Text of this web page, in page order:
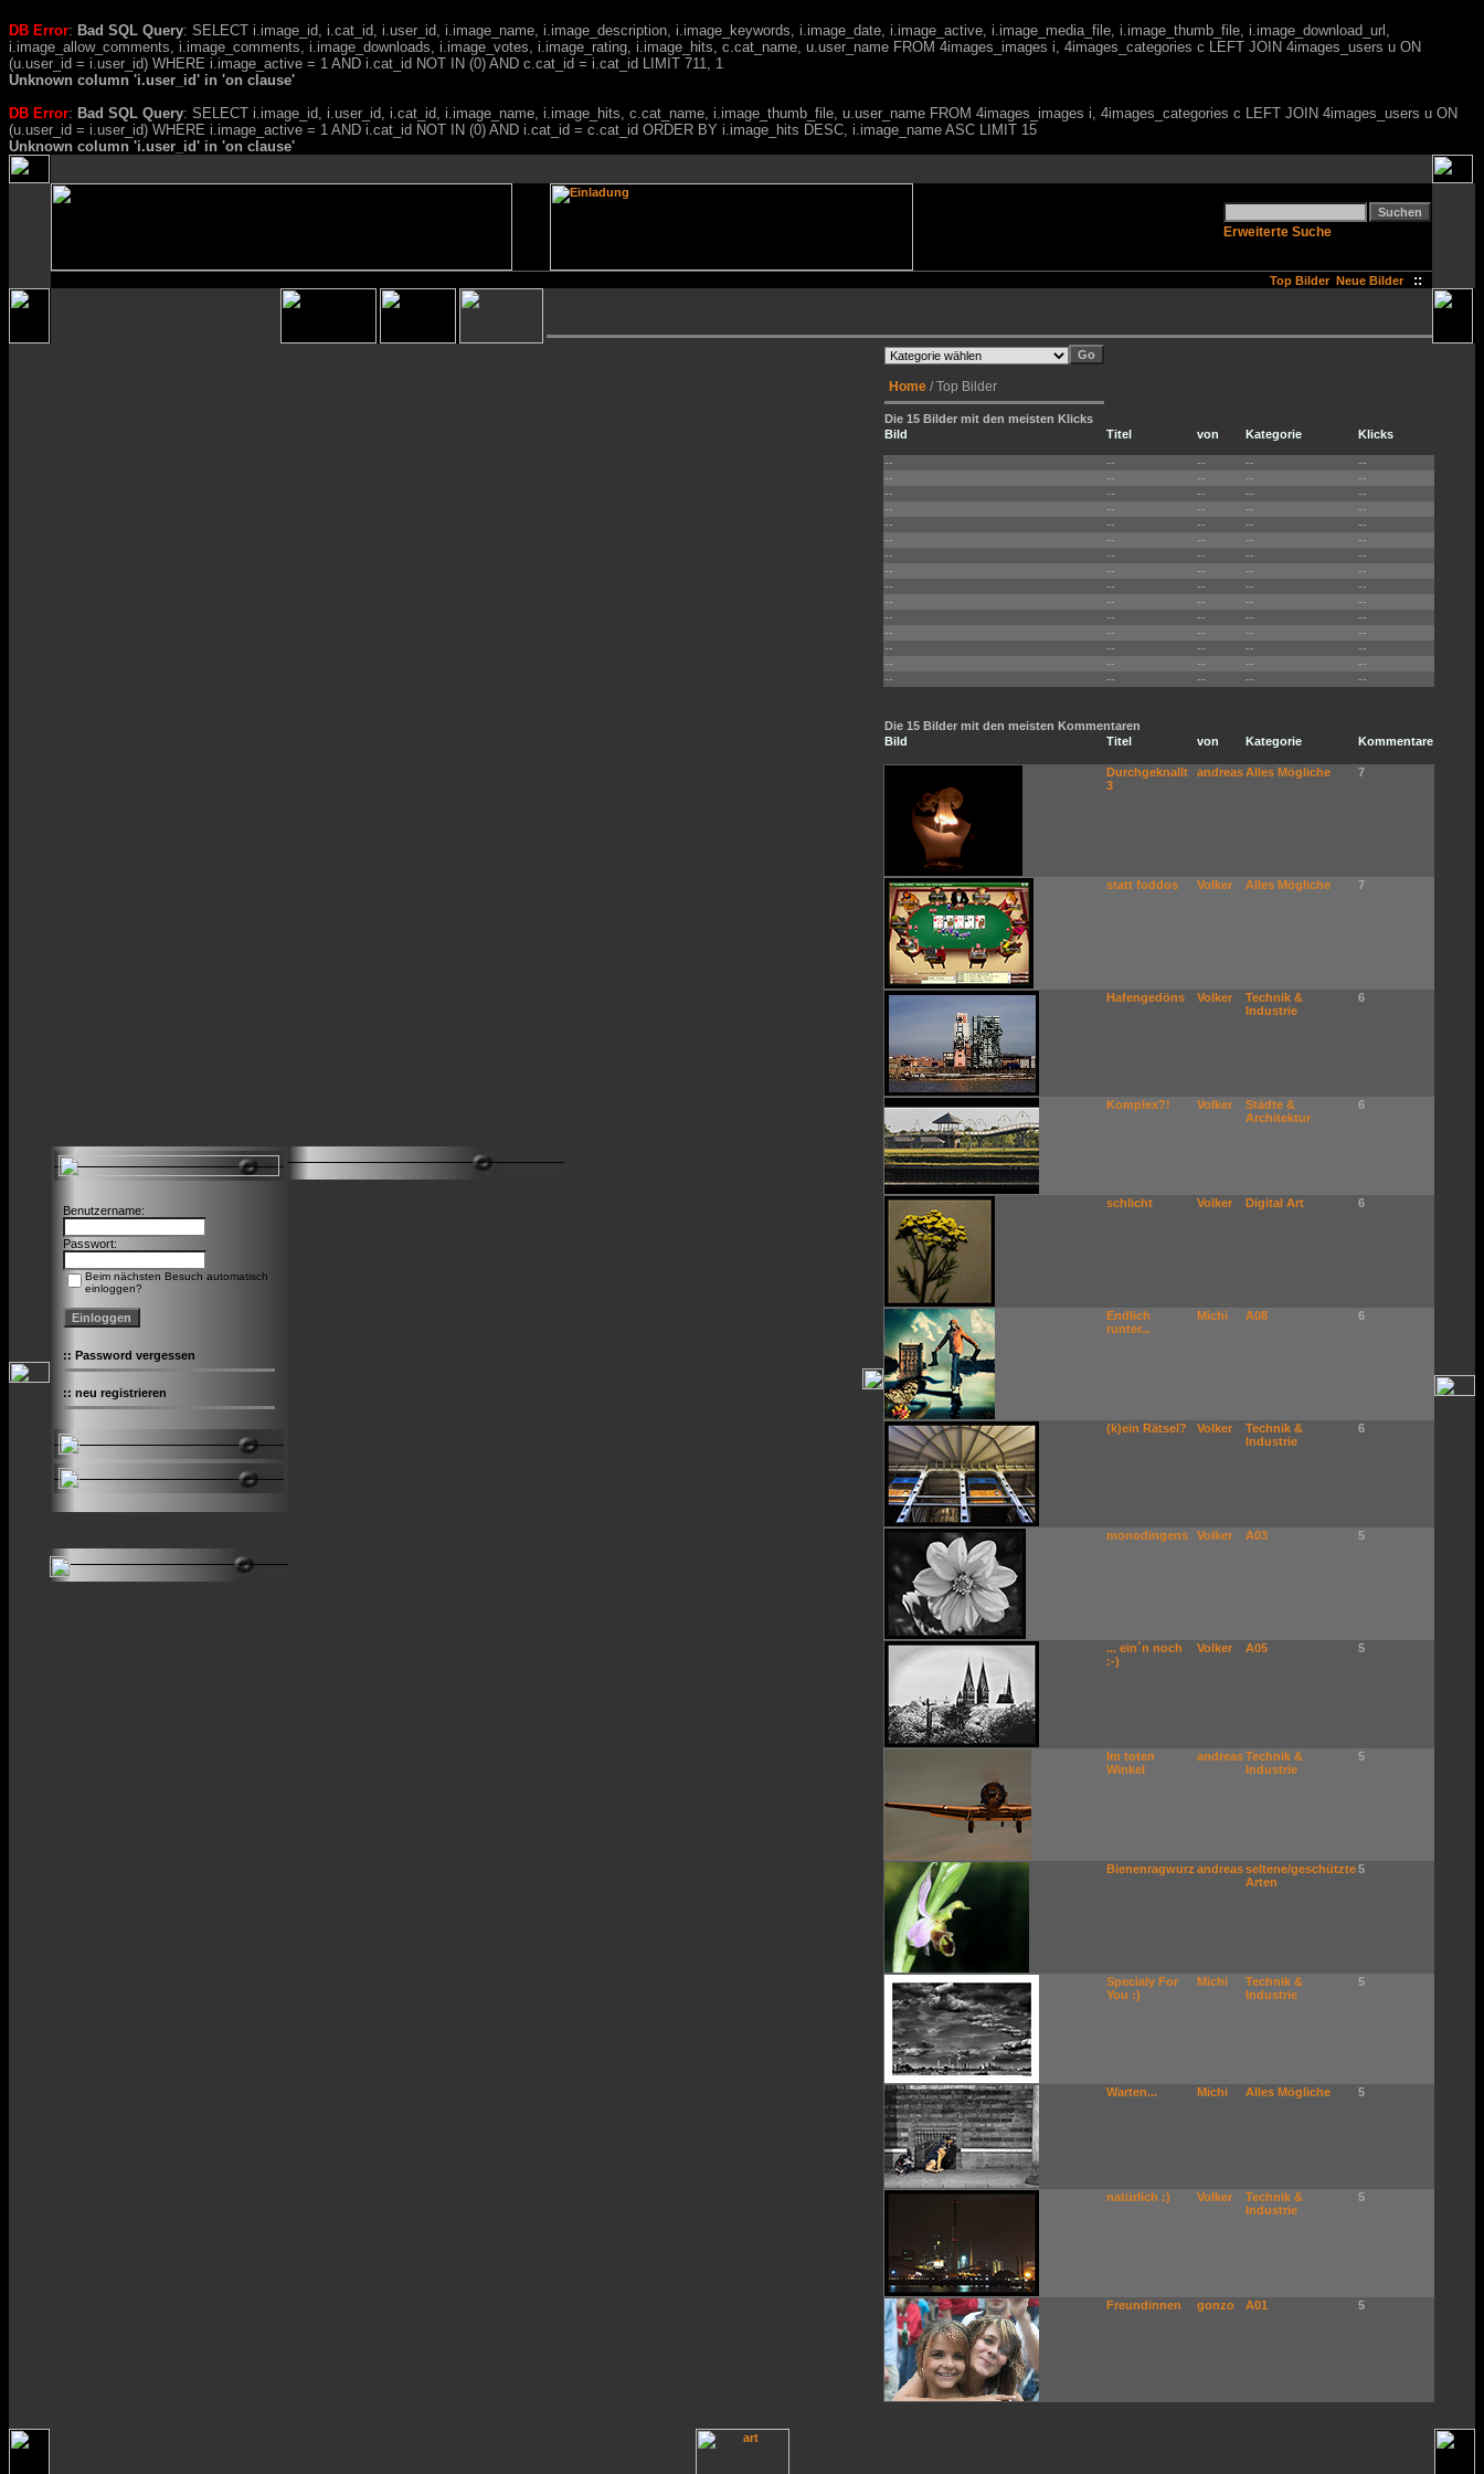
DB Error: Bad SQL Query: SELECT i.image_id, i.cat_id, i.user_id, i.image_name, i.image_description, i.image_keywords, i.image_date, i.image_active, i.image_media_file, i.image_thumb_file, i.image_download_url,
i.image_allow_comments, i.image_comments, i.image_downloads, i.image_votes, i.image_rating, i.image_hits, c.cat_name, u.user_name FROM 4images_images i, 4images_categories c LEFT JOIN 4images_users u ON
(u.user_id = i.user_id) WHERE i.image_active = 1 AND i.cat_id NOT IN (0) AND c.cat_id = i.cat_id LIMIT 711, 1
Unknown column 'i.user_id' in 'on clause'
DB Error: Bad SQL Query: SELECT i.image_id, i.user_id, i.cat_id, i.image_name, i.image_hits, c.cat_name, i.image_thumb_file, u.user_name FROM 4images_images i, 4images_categories c LEFT JOIN 4images_users u ON
(u.user_id = i.user_id) WHERE i.image_active = 1 AND i.cat_id NOT IN (0) AND i.cat_id = c.cat_id ORDER BY i.image_hits DESC, i.image_name ASC LIMIT 15
Unknown column 'i.user_id' in 'on clause'
Erweiterte Suche
Top Bilder Neue Bilder ::
Benutzername:
Passwort:
Beim nächsten Besuch automatisch
einloggen?
:: Password vergessen
:: neu registrieren
Home / Top Bilder
Die 15 Bilder mit den meisten Klicks
Bild
Titel von Kategorie Klicks
-- -- -- --
--
--
-- -- --
--
--
-- -- --
--
--
-- -- --
--
--
-- -- --
--
--
-- -- --
--
--
-- -- --
--
--
-- -- --
--
--
-- -- --
--
--
-- -- --
--
--
-- -- --
--
--
-- -- --
--
--
-- -- --
--
--
-- -- --
--
--
-- -- -- --
Die 15 Bilder mit den meisten Kommentaren
Bild
Titel von Kategorie Kommentare
Durchgeknallt
3
andreasAlles Mögliche 7
statt foddos Volker Alles Mögliche 7
Hafengedöns Volker
Technik &
Industrie
6
Komplex?! Volker
Städte &
Architektur
6
schlicht Volker Digital Art 6
Endlich
runter...
Michi A08 6
(k)ein Rätsel? Volker
Technik &
Industrie
6
monodingens Volker A03 5
... ein´n noch
:-)
Volker A05 5
Im toten
Winkel
andreasTechnik &
Industrie
5
Bienenragwurz andreasseltene/geschützte
Arten
5
Specialy For
You :)
Michi
Technik &
Industrie
5
Warten... Michi Alles Mögliche 5
natürlich :) Volker
Technik &
Industrie
5
Freundinnen gonzo A01 5